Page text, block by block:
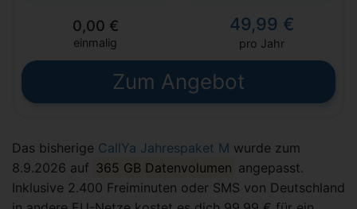
0,00 €
einmalig
49,99 €
pro Jahr
Zum Angebot
Das bisherige CallYa Jahrespaket M wurde zum
8.9.2026 auf 365 GB Datenvolumen angepasst.
Inklusive 2.400 Freiminuten oder SMS von Deutschland